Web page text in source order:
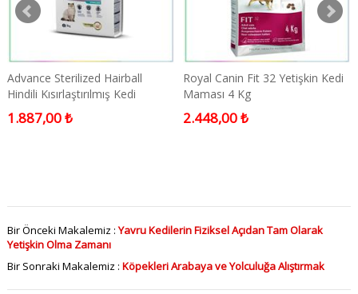
Advance Sterilized Hairball
Hindili Kısırlaştırılmış Kedi
Maması 3 Kg
1.887,00 ₺
Royal Canin Fit 32 Yetişkin Kedi
Maması 4 Kg
2.448,00 ₺
Bir Önceki Makalemiz :Yavru Kedilerin Fiziksel Açıdan Tam Olarak
Yetişkin Olma Zamanı
Bir Sonraki Makalemiz : Köpekleri Arabaya ve Yolculuğa Alıştırmak